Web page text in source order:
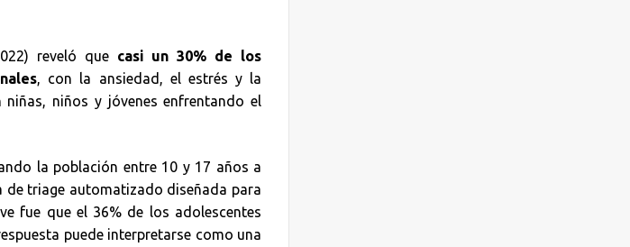
reveló que casi un 30% de los
, con la ansiedad, el estrés y la
niños y jóvenes enfrentando el
la población entre 10 y 17 años a
de triage automatizado diseñada para
fue que el 36% de los adolescentes
puede interpretarse como una